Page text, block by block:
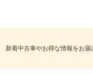
新着中古車やお得な情報をお届